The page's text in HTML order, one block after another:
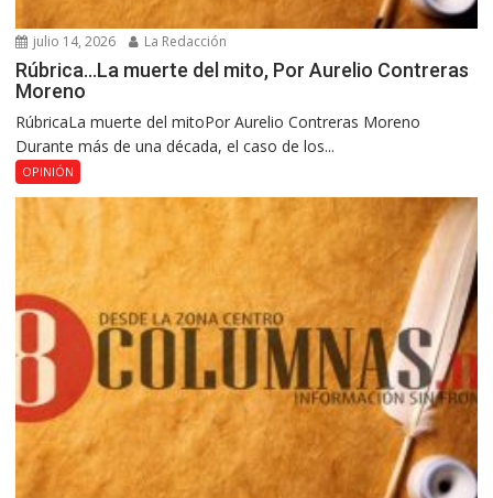
julio 14, 2026 La Redacción
Rúbrica…La muerte del mito, Por Aurelio Contreras
Moreno
RúbricaLa muerte del mitoPor Aurelio Contreras Moreno
Durante más de una década, el caso de los...
OPINIÓN